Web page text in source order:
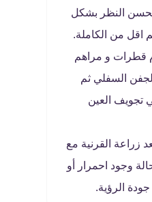
بتحسن النظر بشكل
من الكاملة.
قطرات و مراهم
السفلي ثم
تجويف العين
زراعة القرنية مع
وجود احمرار أو
جودة الرؤية.